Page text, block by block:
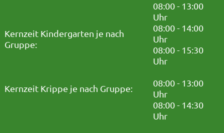
Kernzeit Kindergarten je nach
Gruppe:
Kernzeit Krippe je nach Gruppe:
08:00 - 13:00
Uhr
08:00 - 14:00
Uhr
08:00 - 15:30
Uhr
08:00 - 13:00
Uhr
08:00 - 14:30
Uhr